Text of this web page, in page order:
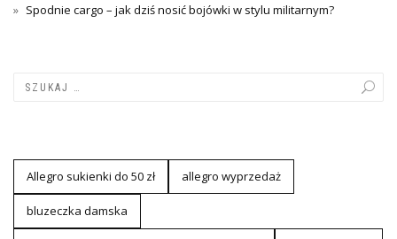
Spodnie cargo – jak dziś nosić bojówki w stylu militarnym?
Allegro sukienki do 50 zł allegro wyprzedaż
bluzeczka damska